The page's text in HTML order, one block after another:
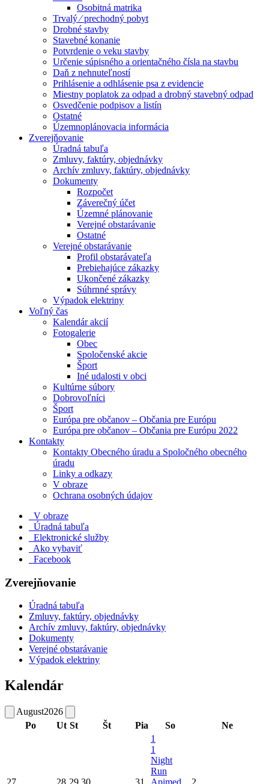
Osobitná matrika
Trvalý ⁄ prechodný pobyt
Drobné stavby
Stavebné konanie
Potvrdenie o veku stavby
Určenie súpisného a orientačného čísla na stavbu
Daň z nehnuteľností
Prihlásenie a odhlásenie psa z evidencie
Miestny poplatok za odpad a drobný stavebný odpad
Osvedčenie podpisov a listín
Ostatné
Územnoplánovacia informácia
Zverejňovanie
Úradná tabuľa
Zmluvy, faktúry, objednávky
Archív zmluvy, faktúry, objednávky
Dokumenty
Rozpočet
Záverečný účet
Územné plánovanie
Verejné obstarávanie
Ostatné
Verejné obstarávanie
Profil obstarávateľa
Prebiehajúce zákazky
Ukončené zákazky
Súhrnné správy
Výpadok elektriny
Voľný čas
Kalendár akcií
Fotogalerie
Obec
Spoločenské akcie
Šport
Iné udalosti v obci
Kultúrne súbory
Dobrovoľníci
Šport
Európa pre občanov – Občania pre Európu
Európa pre občanov – Občania pre Európu 2022
Kontakty
Kontakty Obecného úradu a Spoločného obecného
úradu
Linky a odkazy
V obraze
Ochrana osobných údajov
V obraze
Úradná tabuľa
Elektronické služby
Ako vybaviť
Facebook
Zverejňovanie
Úradná tabuľa
Zmluvy, faktúry, objednávky
Archív zmluvy, faktúry, objednávky
Dokumenty
Verejné obstarávanie
Výpadok elektriny
Kalendár
August2026
Po
Ut St Št Pia So Ne
1
1
Night
Run